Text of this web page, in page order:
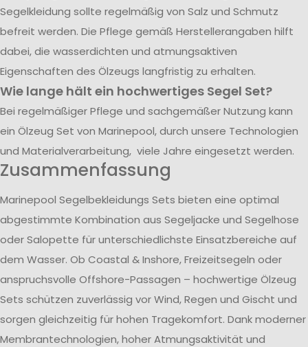
Segelkleidung sollte regelmäßig von Salz und Schmutz
befreit werden. Die Pflege gemäß Herstellerangaben hilft
dabei, die wasserdichten und atmungsaktiven
Eigenschaften des Ölzeugs langfristig zu erhalten.
Wie lange hält ein hochwertiges Segel Set?
Bei regelmäßiger Pflege und sachgemäßer Nutzung kann
ein Ölzeug Set von Marinepool, durch unsere Technologien
und Materialverarbeitung, viele Jahre eingesetzt werden.
Zusammenfassung
Marinepool Segelbekleidungs Sets bieten eine optimal
abgestimmte Kombination aus Segeljacke und Segelhose
oder Salopette für unterschiedlichste Einsatzbereiche auf
dem Wasser. Ob Coastal & Inshore, Freizeitsegeln oder
anspruchsvolle Offshore-Passagen – hochwertige Ölzeug
Sets schützen zuverlässig vor Wind, Regen und Gischt und
sorgen gleichzeitig für hohen Tragekomfort. Dank moderner
Membrantechnologien, hoher Atmungsaktivität und